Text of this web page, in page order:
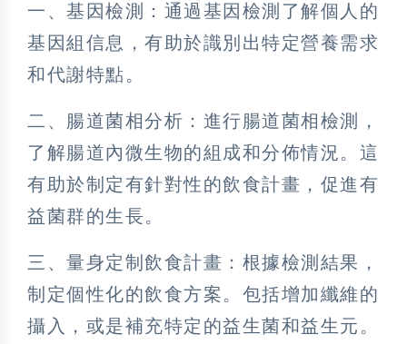
一、基因檢測：通過基因檢測了解個人的
基因組信息，有助於識別出特定營養需求
和代謝特點。
二、腸道菌相分析：進行腸道菌相檢測，
了解腸道內微生物的組成和分佈情況。這
有助於制定有針對性的飲食計畫，促進有
益菌群的生長。
三、量身定制飲食計畫：根據檢測結果，
制定個性化的飲食方案。包括增加纖維的
攝入，或是補充特定的益生菌和益生元。